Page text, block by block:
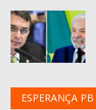
ESPERANÇA PB